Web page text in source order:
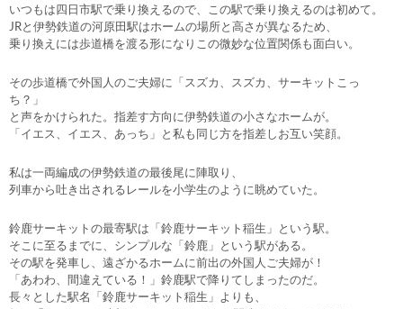
いつもは四日市駅で乗り換えるので、この駅で乗り換えるのは初めて。
JRと伊勢鉄道の河原田駅はホームの場所と高さが異なるため、
乗り換えには歩道橋を渡る形になりこの微妙な位置関係も面白い。
その歩道橋で外国人のご夫婦に「スズカ、スズカ、サーキットこっ
ち？」
と声をかけられた。指差す方向に伊勢鉄道の小さなホームが。
「イエス、イエス、あっち」と私も同じ方を指差しお互い笑顔。
私は一両編成の伊勢鉄道の最後尾に陣取り、
列車から吐き出されるレールを小学生のように眺めていた。
鈴鹿サーキットの最寄駅は「鈴鹿サーキット稲生」という駅。
そこに至るまでに、シンプルな「鈴鹿」という駅がある。
その駅を発車し、遠ざかるホームに前出の外国人ご夫婦が！
「あわわ、間違えている！」鈴鹿駅で降りてしまったのだ。
長々とした駅名「鈴鹿サーキット稲生」よりも、